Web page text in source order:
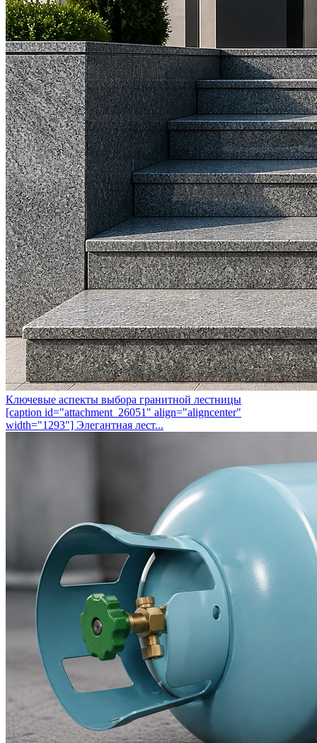
Ключевые аспекты выбора гранитной лестницы
[caption id="attachment_26051" align="aligncenter"
width="1293"] Элегантная лест...